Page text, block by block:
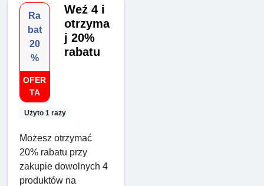
Ra
bat
20
%
OFER
TA
Użyto 1 razy
Weź 4 i
otrzyma
j 20%
rabatu
Możesz otrzymać
20% rabatu przy
zakupie dowolnych 4
produktów na